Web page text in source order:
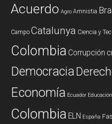
Acuerdo Agro Amnistia
Campo Catalunya Ciencia y
Colombia Corrupción
Democracia
Economía Ecuador Educación
Colombia ELN España